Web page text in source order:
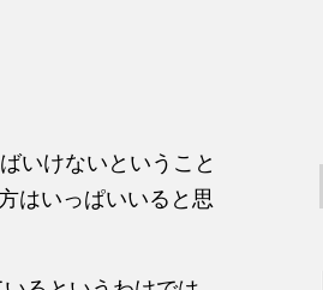
いけないということ
はいっぱいいると思